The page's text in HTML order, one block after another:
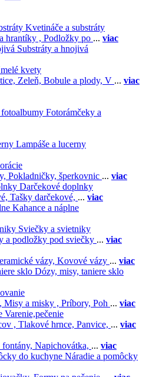
Kvetináče a substráty
hrantíky , Podložky po ... viac
Substráty a hnojivá
kvety
Zeleň, Bobule a plody, V ... viac
Fotorámčeky a
Lampáše a lucerny
Pokladničky, šperkovnic ... viac
Darčekové doplnky
Tašky darčekové, ... viac
Kahance a náplne
Sviečky a svietniky
a podložky pod sviečky ... viac
vázy, Kovové vázy ... viac
Dózy, misy, taniere sklo
Misy a misky , Príbory, Poh ... viac
Varenie,pečenie
, Tlakové hrnce, Panvice, ... viac
Napichovátka, ... viac
Náradie a pomôcky